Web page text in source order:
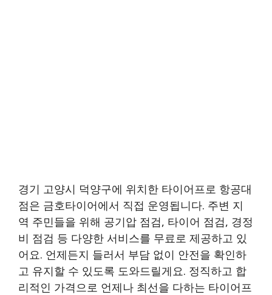
경기 고양시 덕양구에 위치한 타이어프로 항공대
점은 금호타이어에서 직접 운영됩니다. 주변 지
역 주민들을 위해 공기압 점검, 타이어 점검, 경정
비 점검 등 다양한 서비스를 무료로 제공하고 있
어요. 언제든지 들러서 부담 없이 안전을 확인하
고 유지할 수 있도록 도와드릴게요. 정직하고 합
리적인 가격으로 언제나 최선을 다하는 타이어프